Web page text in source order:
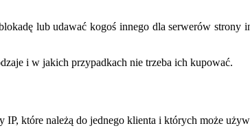
lub udawać kogoś innego dla serwerów
i w jakich przypadkach nie trzeba ich kupować.
które należą do jednego klienta i których może